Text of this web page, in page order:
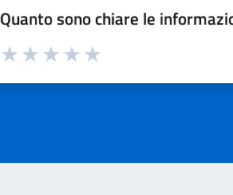
Quanto sono chiare le